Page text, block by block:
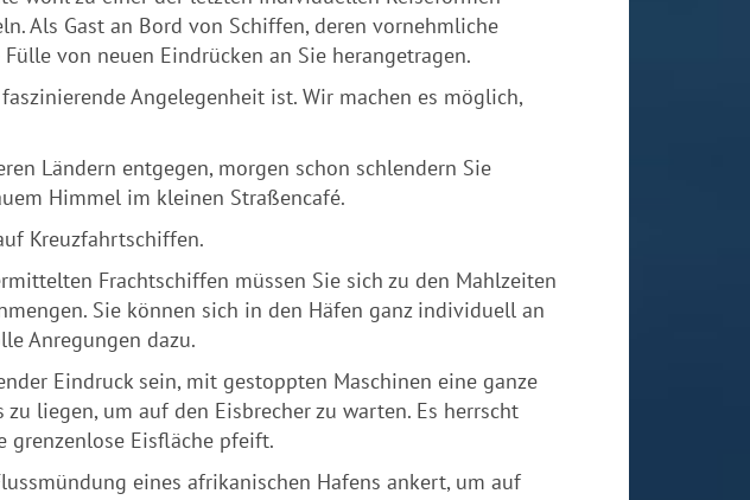
Als Gast an Bord von Schiffen, deren vornehmliche
von neuen Eindrücken an Sie herangetragen.
Angelegenheit ist. Wir machen es möglich,
Ländern entgegen, morgen schon schlendern Sie
Himmel im kleinen Straßencafé.
Kreuzfahrtschiffen.
Frachtschiffen müssen Sie sich zu den Mahlzeiten
Sie können sich in den Häfen ganz individuell an
Anregungen dazu.
Eindruck sein, mit gestoppten Maschinen eine ganze
liegen, um auf den Eisbrecher zu warten. Es herrscht
grenzenlose Eisfläche pfeift.
eines afrikanischen Hafens ankert, um auf